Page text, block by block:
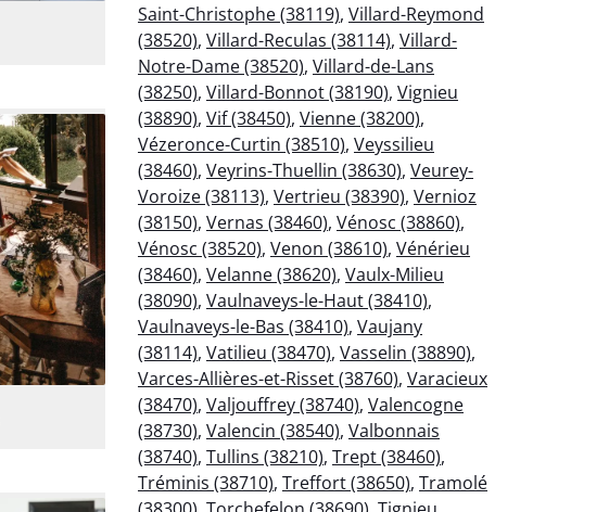
Saint-Christophe (38119), Villard-Reymond
(38520), Villard-Reculas (38114), Villard-
Notre-Dame (38520), Villard-de-Lans
(38250), Villard-Bonnot (38190), Vignieu
(38890), Vif (38450), Vienne (38200),
Vézeronce-Curtin (38510), Veyssilieu
(38460), Veyrins-Thuellin (38630), Veurey-
Voroize (38113), Vertrieu (38390), Vernioz
(38150), Vernas (38460), Vénosc (38860),
Vénosc (38520), Venon (38610), Vénérieu
(38460), Velanne (38620), Vaulx-Milieu
(38090), Vaulnaveys-le-Haut (38410),
Vaulnaveys-le-Bas (38410), Vaujany
(38114), Vatilieu (38470), Vasselin (38890),
Varces-Allières-et-Risset (38760), Varacieux
(38470), Valjouffrey (38740), Valencogne
(38730), Valencin (38540), Valbonnais
(38740), Tullins (38210), Trept (38460),
Tréminis (38710), Treffort (38650), Tramolé